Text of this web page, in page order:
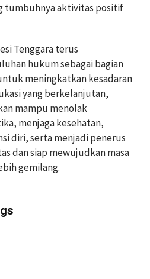
tumbuhnya aktivitas positif
Tenggara terus
hukum sebagai bagian
meningkatkan kesadaran
yang berkelanjutan,
mampu menolak
menjaga kesehatan,
diri, serta menjadi penerus
dan siap mewujudkan masa
gemilang.